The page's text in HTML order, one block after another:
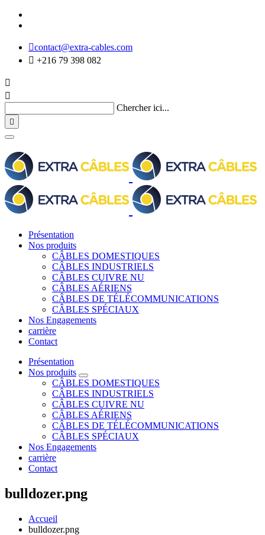
contact@extra-cables.com
 +216 79 398 082


Chercher ici...

Présentation
Nos produits
CÂBLES DOMESTIQUES
CÂBLES INDUSTRIELS
CÂBLES CUIVRE NU
CÂBLES AÉRIENS
CÂBLES DE TÉLÉCOMMUNICATIONS
CÂBLES SPÉCIAUX
Nos Engagements
carrière
Contact
Présentation
Nos produits
CÂBLES DOMESTIQUES
CÂBLES INDUSTRIELS
CÂBLES CUIVRE NU
CÂBLES AÉRIENS
CÂBLES DE TÉLÉCOMMUNICATIONS
CÂBLES SPÉCIAUX
Nos Engagements
carrière
Contact
bulldozer.png
Accueil
bulldozer.png